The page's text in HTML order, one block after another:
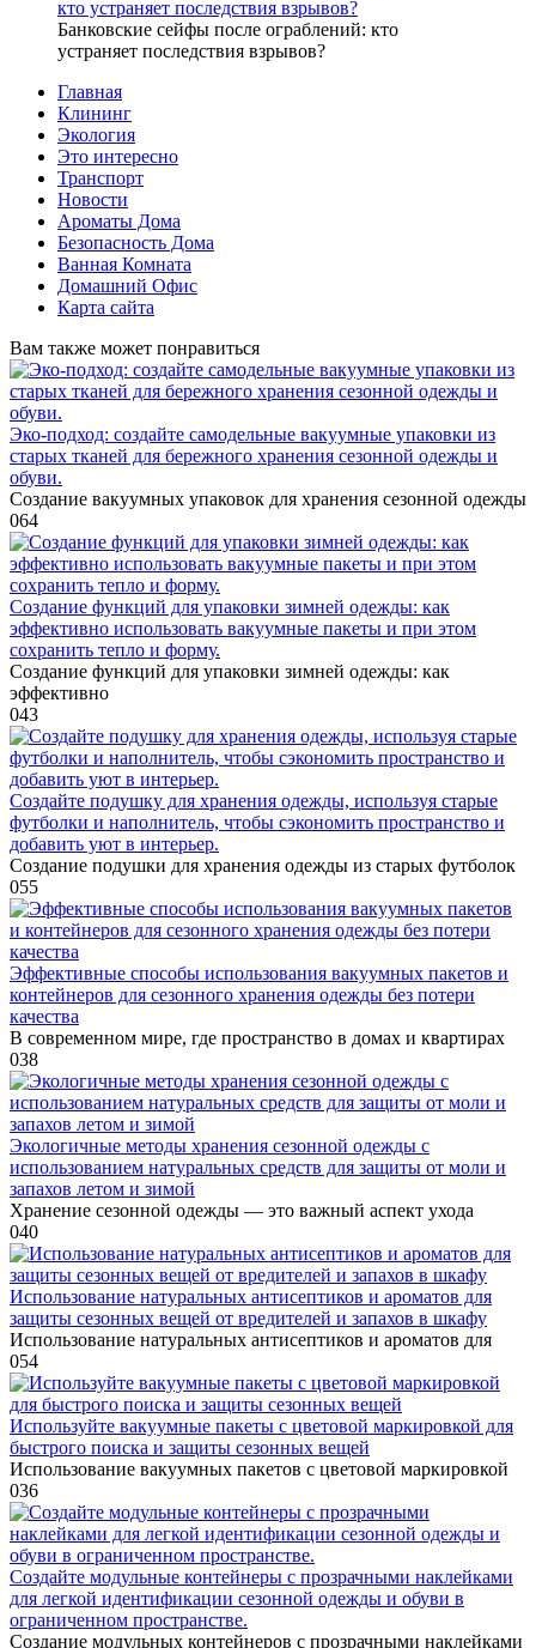
Банковские сейфы после ограблений: кто
устраняет последствия взрывов?
Главная
Клининг
Экология
Это интересно
Транспорт
Новости
Ароматы Дома
Безопасность Дома
Ванная Комната
Домашний Офис
Карта сайта
Вам также может понравиться
Эко-подход: создайте самодельные вакуумные упаковки из
старых тканей для бережного хранения сезонной одежды и
обуви.
Создание вакуумных упаковок для хранения сезонной одежды
064
Создание функций для упаковки зимней одежды: как
эффективно использовать вакуумные пакеты и при этом
сохранить тепло и форму.
Создание функций для упаковки зимней одежды: как
эффективно
043
Создайте подушку для хранения одежды, используя старые
футболки и наполнитель, чтобы сэкономить пространство и
добавить уют в интерьер.
Создание подушки для хранения одежды из старых футболок
055
Эффективные способы использования вакуумных пакетов и
контейнеров для сезонного хранения одежды без потери
качества
В современном мире, где пространство в домах и квартирах
038
Экологичные методы хранения сезонной одежды с
использованием натуральных средств для защиты от моли и
запахов летом и зимой
Хранение сезонной одежды — это важный аспект ухода
040
Использование натуральных антисептиков и ароматов для
защиты сезонных вещей от вредителей и запахов в шкафу
Использование натуральных антисептиков и ароматов для
054
Используйте вакуумные пакеты с цветовой маркировкой для
быстрого поиска и защиты сезонных вещей
Использование вакуумных пакетов с цветовой маркировкой
036
Создайте модульные контейнеры с прозрачными наклейками
для легкой идентификации сезонной одежды и обуви в
ограниченном пространстве.
Создание модульных контейнеров с прозрачными наклейками